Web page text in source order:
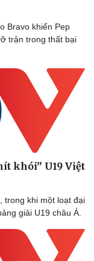
Bravo khiến Pep
trận trong thất bại
khói” U19 Việt
trong khi một loạt đại
giải U19 châu Á.